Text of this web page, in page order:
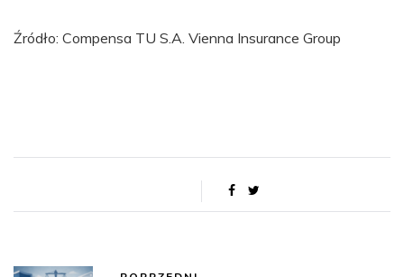
Źródło: Compensa TU S.A. Vienna Insurance Group